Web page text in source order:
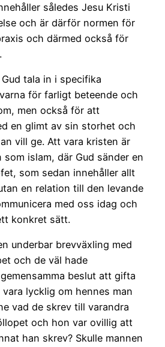
således Jesu Kristi
och är därför normen för
och därmed också för
tala in i specifika
för farligt beteende och
men också för att
en glimt av sin storhet och
vill ge. Att vara kristen är
islam, där Gud sänder en
som sedan innehåller allt
en relation till den levande
med oss idag och
konkret sätt.
underbar brevväxling med
och de väl hade
beslut att gifta
lycklig om hennes man
vad de skrev till varandra
och hon var ovillig att
han skrev? Skulle mannen